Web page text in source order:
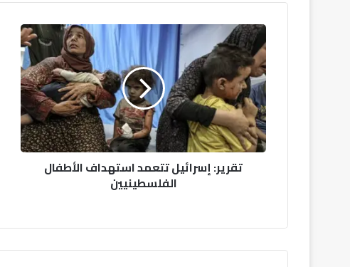
تقرير:
إسرائيل
تتعمد
استهداف
الأطفال
الفلسطينيين
تقرير: إسرائيل تتعمد استهداف الأطفال
الفلسطينيين